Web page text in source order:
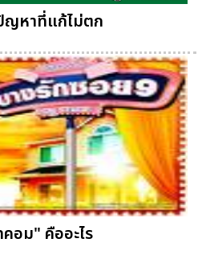
ญหาที่แก้ไม่ตก
อม" คืออะไร